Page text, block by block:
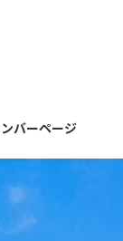
バーページ